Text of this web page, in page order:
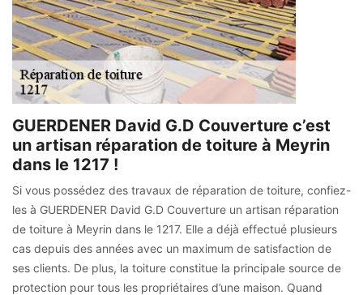
GUERDENER David G.D Couverture c’est
un artisan réparation de toiture à Meyrin
dans le 1217 !
Si vous possédez des travaux de réparation de toiture, confiez-
les à GUERDENER David G.D Couverture un artisan réparation
de toiture à Meyrin dans le 1217. Elle a déjà effectué plusieurs
cas depuis des années avec un maximum de satisfaction de
ses clients. De plus, la toiture constitue la principale source de
protection pour tous les propriétaires d’une maison. Quand